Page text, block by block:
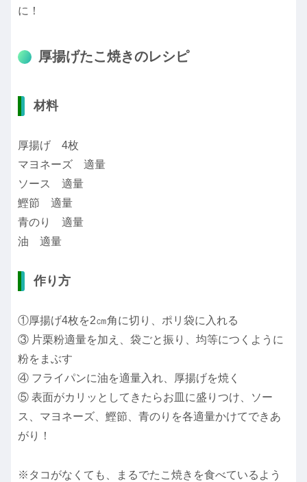
に！
厚揚げたこ焼きのレシピ
材料
厚揚げ 4枚
マヨネーズ 適量
ソース 適量
鰹節 適量
青のり 適量
油 適量
作り方
①厚揚げ4枚を2㎝角に切り、ポリ袋に入れる
③ 片栗粉適量を加え、袋ごと振り、均等につくように
粉をまぶす
④ フライパンに油を適量入れ、厚揚げを焼く
⑤ 表面がカリッとしてきたらお皿に盛りつけ、ソー
ス、マヨネーズ、鰹節、青のりを各適量かけてできあ
がり！
※タコがなくても、まるでたこ焼きを食べているよう